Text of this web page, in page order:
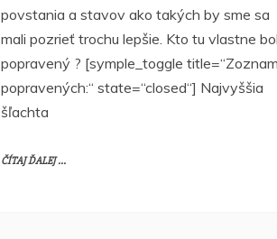
povstania a stavov ako takých by sme sa
mali pozrieť trochu lepšie. Kto tu vlastne
popravený ? [symple_toggle
popravených:“ state=“closed“] Najvyššia
šľachta
ČÍTAJ ĎALEJ ...